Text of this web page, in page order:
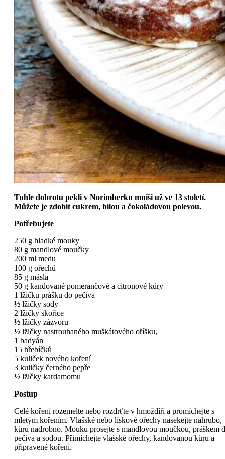
Tuhle dobrotu pekli v Norimberku mniši už ve 13 století.
Můžete je zdobit cukrem, bílou a čokoládovou polevou.
Potřebujete
250 g hladké mouky
80 g mandlové moučky
200 ml medu
100 g ořechů
85 g másla
50 g kandované pomerančové a citronové kůry
1 lžičku prášku do pečiva
½ lžičky sody
2 lžičky skořice
½ lžičky zázvoru
½ lžičky nastrouhaného muškátového oříšku,
1 badyán
15 hřebíčků
5 kuliček nového koření
3 kuličky černého pepře
½ lžičky kardamomu
Postup
Celé koření rozemelte nebo rozdrťte v hmoždíři a promíchejte s
mletým kořením. Vlašské nebo lískové ořechy nasekejte nahrubo,
kůru nadrobno. Mouku prosejte s mandlovou moučkou, práškem
pečiva a sodou. Přimíchejte vlašské ořechy, kandovanou kůru a
připravené koření.